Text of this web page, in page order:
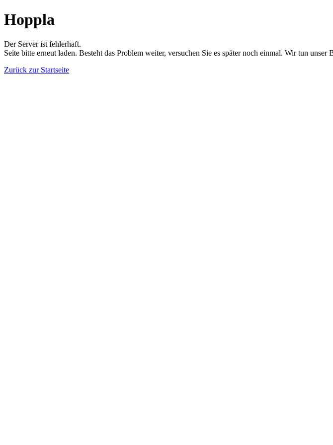
Hoppla
Der Server ist fehlerhaft.
Seite bitte erneut laden. Besteht das Problem weiter, versuchen Sie es später noch einmal. Wir tun
Zurück zur Startseite